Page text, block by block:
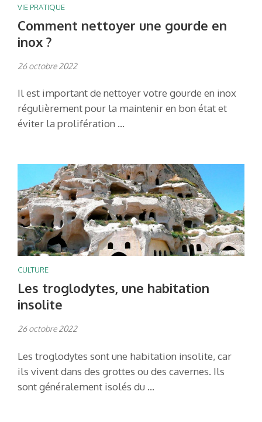
VIE PRATIQUE
Comment nettoyer une gourde en
inox ?
26 octobre 2022
Il est important de nettoyer votre gourde en inox
régulièrement pour la maintenir en bon état et
éviter la prolifération …
CULTURE
Les troglodytes, une habitation
insolite
26 octobre 2022
Les troglodytes sont une habitation insolite, car
ils vivent dans des grottes ou des cavernes. Ils
sont généralement isolés du …